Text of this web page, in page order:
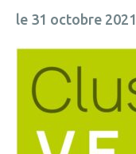
le 31 octobre 2021